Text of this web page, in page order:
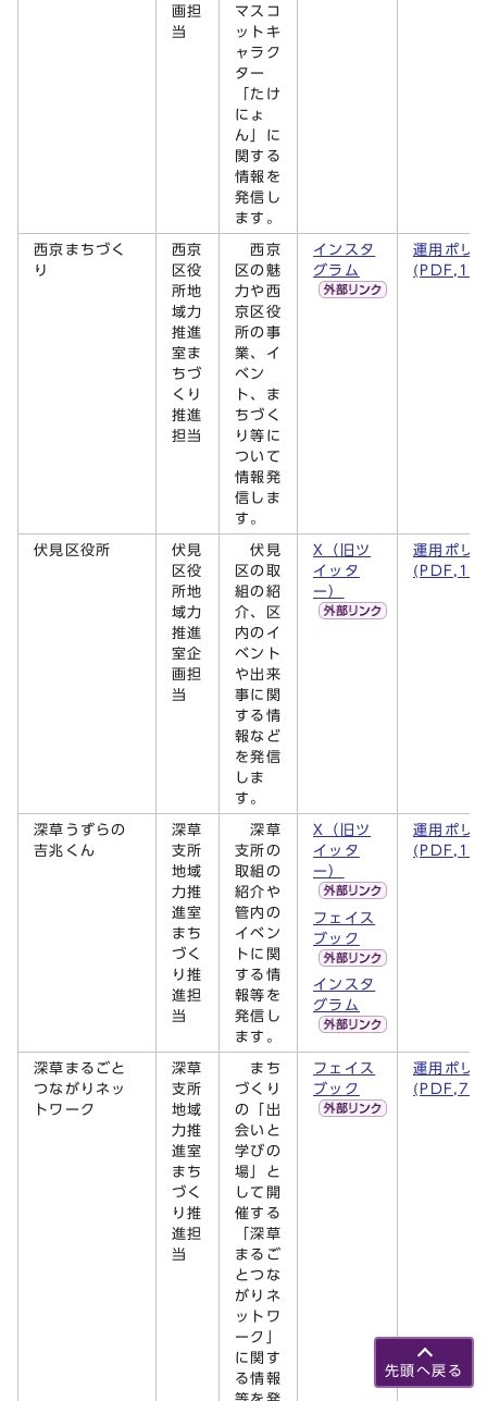
画担
当
マスコ
ットキ
ャラク
ター
「たけ
にょ
ん」に
関する
情報を
発信し
ます。
西京まちづく
り
西京
区役
所地
域力
推進
室ま
ちづ
くり
推進
担当
西京
区の魅
力や西
京区役
所の事
業、イ
ベン
ト、ま
ちづく
り等に
ついて
情報発
信しま
す。
インスタ
グラム
運用ポリ
伏見区役所
伏見
区役
所地
域力
推進
室企
画担
当
伏見
区の取
組の紹
介、区
内のイ
ベント
や出来
事に関
する情
報など
を発信
しま
す。
X（旧ツ
イッタ
ー）
運用ポリ
深草うずらの
吉兆くん
深草
支所
地域
力推
進室
まち
づく
り推
進担
当
深草
支所の
取組の
紹介や
管内の
イベン
トに関
する情
報等を
発信し
ます。
X（旧ツ
イッタ
ー）
フェイス
ブック
インスタ
グラム
運用ポリ
深草まるごと
つながりネッ
トワーク
深草
支所
地域
力推
進室
まち
づく
り推
進担
当
まち
づくり
の「出
会いと
学びの
場」と
して開
催する
「深草
まるご
とつな
がりネ
ットワ
ーク」
に関す
る情報
フェイス
ブック
運用ポリ
先頭へ戻る